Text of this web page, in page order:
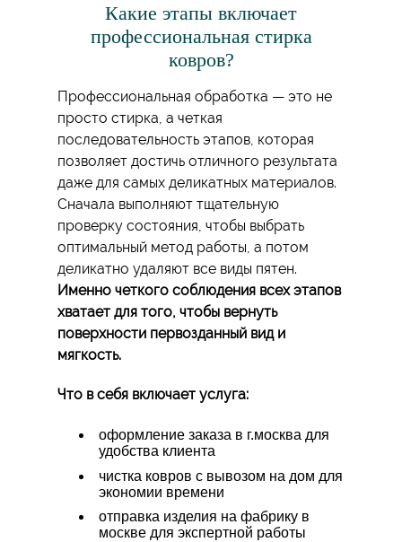
Какие этапы включает
профессиональная стирка
ковров?
Профессиональная обработка — это не
просто стирка, а четкая
последовательность этапов, которая
позволяет достичь отличного результата
даже для самых деликатных материалов.
Сначала выполняют тщательную
проверку состояния, чтобы выбрать
оптимальный метод работы, а потом
деликатно удаляют все виды пятен.
Именно четкого соблюдения всех этапов
хватает для того, чтобы вернуть
поверхности первозданный вид и
мягкость.
Что в себя включает услуга:
оформление заказа в г.москва для
удобства клиента
чистка ковров с вывозом на дом для
экономии времени
отправка изделия на фабрику в
москве для экспертной работы